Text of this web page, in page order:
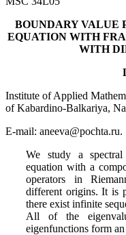
BOUNDARY VALUE
EQUATION WITH
WITH
Institute of Applied
of Kabardino-Balkariya,
E-mail: aneeva@pochta.ru.
We study a
equation with a
operators in
different origins. It is
there exist infinite
All of the
eigenfunctions form